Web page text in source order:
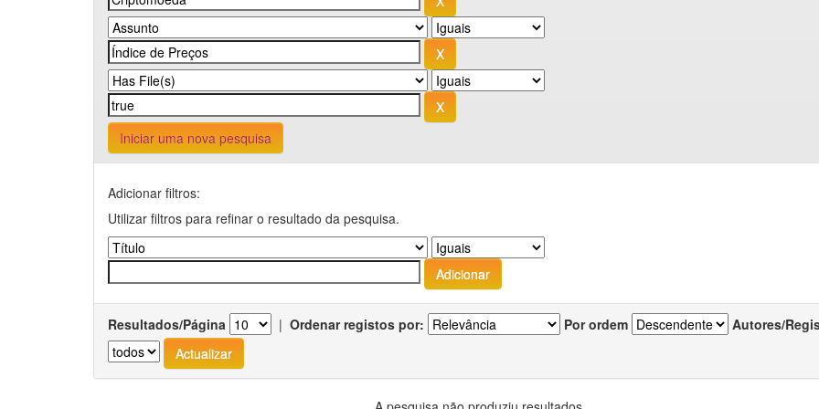
Iniciar uma nova pesquisa
Adicionar filtros:
Utilizar filtros para refinar o resultado da pesquisa.
Resultados/Página | Ordenar registos por: Por ordem Autores/